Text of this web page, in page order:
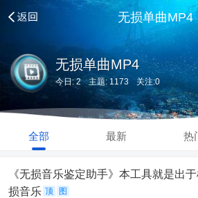
无损单曲MP4
无损单曲MP4
今日: 2 主题: 1173 关注:0
全部 最新 热
《无损音乐鉴定助手》本工具就是出
损音乐 顶 图